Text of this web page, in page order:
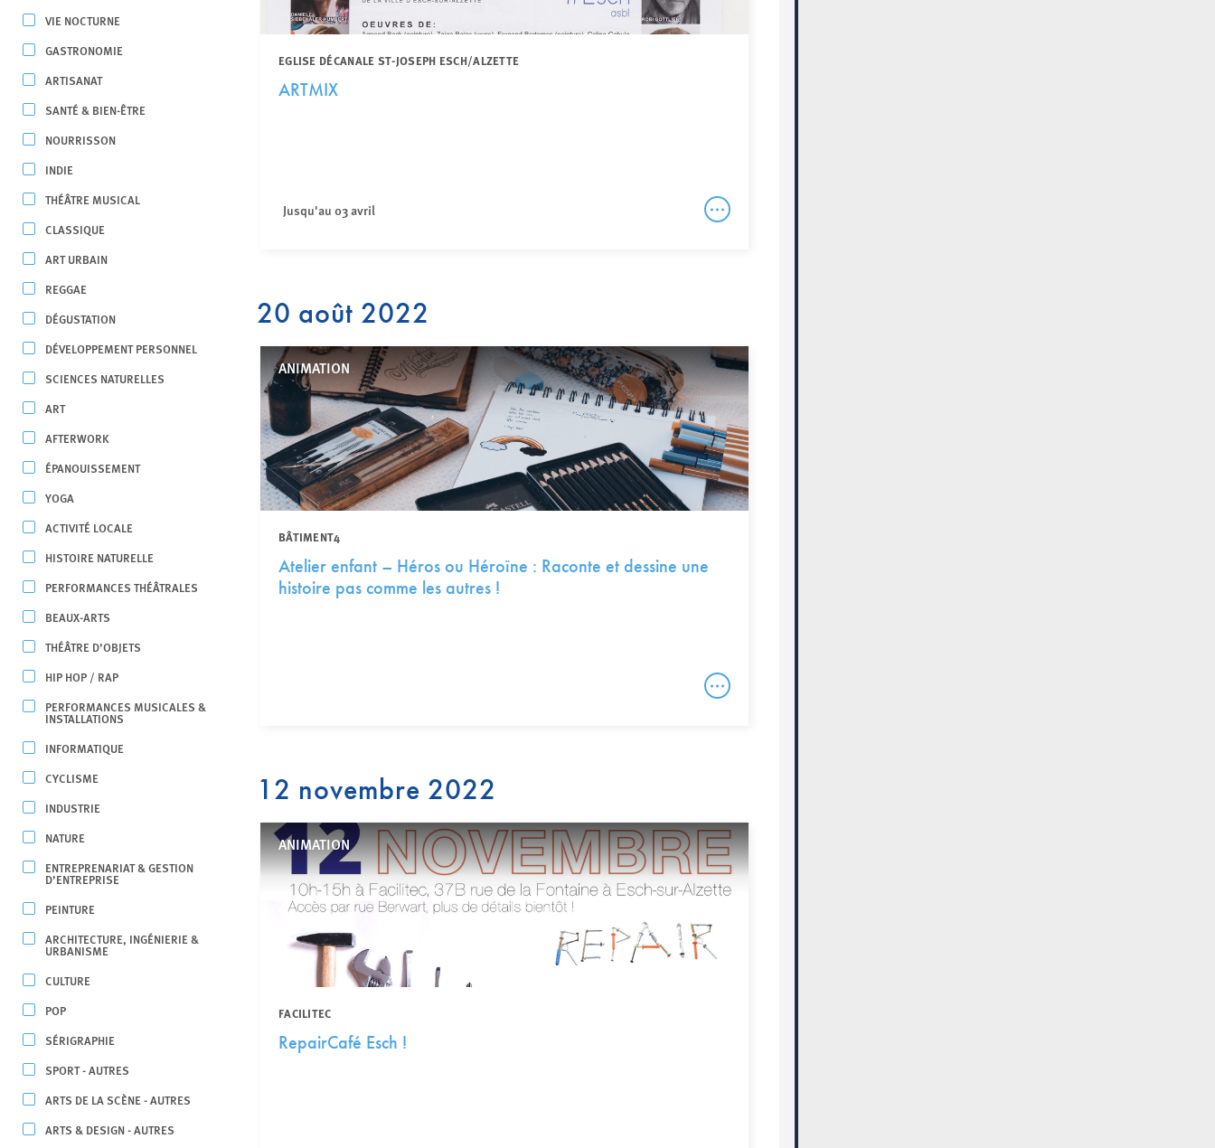
VIE NOCTURNE
GASTRONOMIE
ARTISANAT
SANTÉ & BIEN-ÊTRE
NOURRISSON
INDIE
THÉÂTRE MUSICAL
CLASSIQUE
ART URBAIN
REGGAE
DÉGUSTATION
DÉVELOPPEMENT PERSONNEL
SCIENCES NATURELLES
ART
AFTERWORK
ÉPANOUISSEMENT
YOGA
ACTIVITÉ LOCALE
HISTOIRE NATURELLE
PERFORMANCES THÉÂTRALES
BEAUX-ARTS
THÉÂTRE D’OBJETS
HIP HOP / RAP
PERFORMANCES MUSICALES &
INSTALLATIONS
INFORMATIQUE
CYCLISME
INDUSTRIE
NATURE
ENTREPRENARIAT & GESTION
D’ENTREPRISE
PEINTURE
ARCHITECTURE, INGÉNIERIE &
URBANISME
CULTURE
POP
SÉRIGRAPHIE
SPORT - AUTRES
ARTS DE LA SCÈNE - AUTRES
ARTS & DESIGN - AUTRES
EGLISE DÉCANALE ST-JOSEPH ESCH/ALZETTE
ARTMIX
Jusqu'au 03 avril
20 août 2022
ANIMATION
BÂTIMENT4
Atelier enfant – Héros ou Héroïne : Raconte et dessine une
histoire pas comme les autres !
12 novembre 2022
ANIMATION
FACILITEC
RepairCafé Esch !